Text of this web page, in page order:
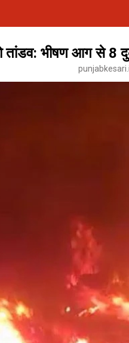
तांडव: भीषण आग से